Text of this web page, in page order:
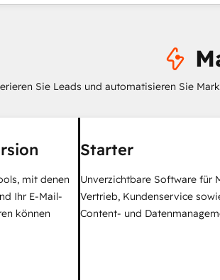
Sie Leads und automatisieren Sie
mit denen
Ihr E-Mail-
können
Starter
Unverzichtbare Software für
Vertrieb, Kundenservice
Content- und